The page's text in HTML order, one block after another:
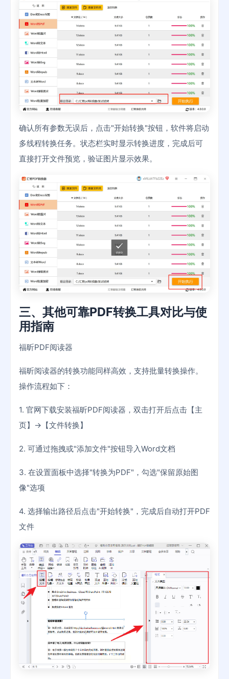
确认所有参数无误后，点击"开始转换"按钮，软件将启动
多线程转换任务。状态栏实时显示转换进度，完成后可
直接打开文件预览，验证图片显示效果。
三、其他可靠PDF转换工具对比与使
用指南
福昕PDF阅读器
福昕阅读器的转换功能同样高效，支持批量转换操作。
操作流程如下：
1. 官网下载安装福昕PDF阅读器，双击打开后点击【主
页】→【文件转换】
2. 可通过拖拽或"添加文件"按钮导入Word文档
3. 在设置面板中选择"转换为PDF"，勾选"保留原始图
像"选项
4. 选择输出路径后点击"开始转换"，完成后自动打开PDF
文件